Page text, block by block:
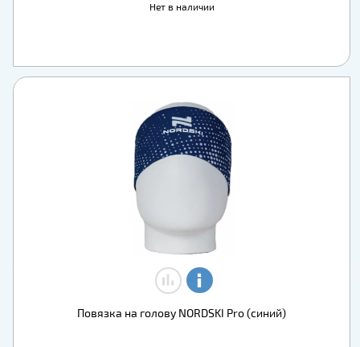
Нет в наличии
Повязка на голову NORDSKI Pro (синий)